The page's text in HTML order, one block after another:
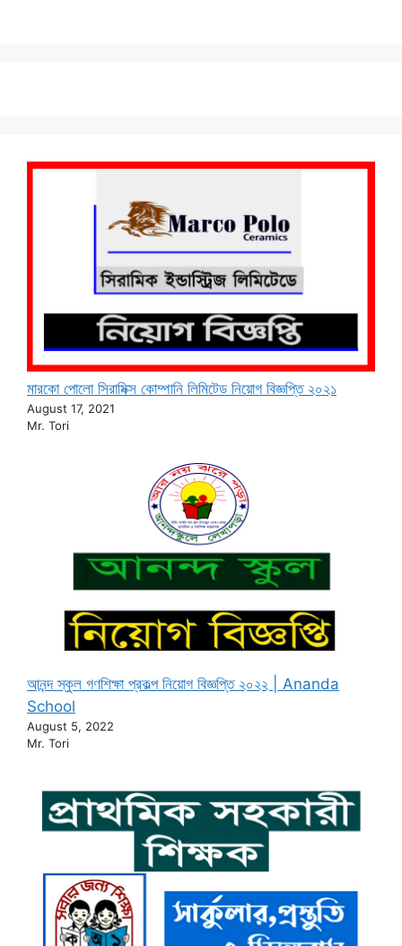
মারকো পোলো সিরামিক্স কোম্পানি লিমিটেড নিয়োগ বিজ্ঞপ্তি ২০২১
August 17, 2021
Mr. Tori
আনন্দ স্কুল গণশিক্ষা প্রকল্প নিয়োগ বিজ্ঞপ্তি ২০২২ | Ananda
School
August 5, 2022
Mr. Tori